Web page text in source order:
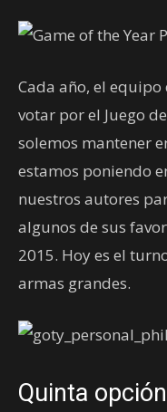
Cada año, el
votar por el Juego
solemos mantener
estamos poniendo
nuestros autores
algunos de sus
2015. Hoy es el
armas grandes.
Quinta